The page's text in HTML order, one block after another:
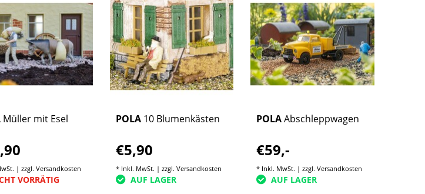
Müller mit Esel
| zzgl. Versandkosten
VORRÄTIG
POLA 10 Blumenkästen
€5,90
* Inkl. MwSt. | zzgl. Versandkosten
AUF LAGER
POLAAbschleppwagen
€59,-
* Inkl. MwSt. | zzgl.Versandkosten
AUF LAGER